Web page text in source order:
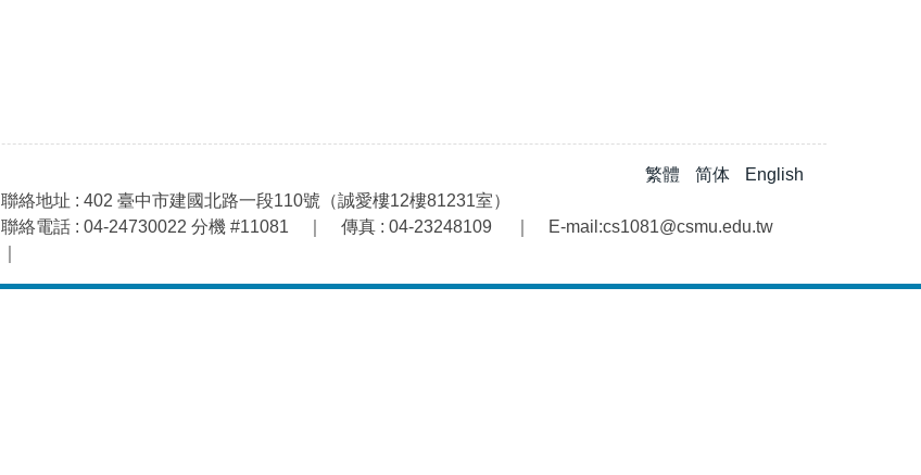
繁體 简体
English
聯絡地址 : 402 臺中市建國北路一段110號（誠愛樓12樓81231室）
聯絡電話 : 04-24730022 分機 #11081 ｜ 傳真 : 04-23248109 ｜ E-mail:cs1081@csmu.edu.tw